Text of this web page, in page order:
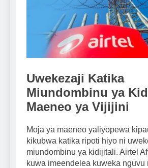
Uwekezaji Katika
Miundombinu ya
Maeneo ya Vijijini
Moja ya maeneo yaliyopewa
kikubwa katika ripoti hiyo ni
miundombinu ya kidijitali. Airtel
kuwa imeendelea kuweka nguvu